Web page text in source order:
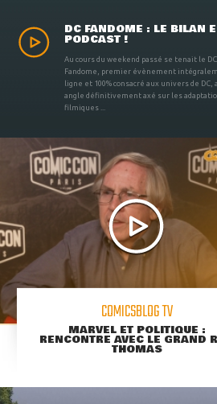
DC FANDOME : LE BILAN
PODCAST !
Au cours du weekend passé se tenait le DC
Fandome, premier évènement
ligne et 100% consacré aux univers de DC,
angle définitivement axé sur les
filmiques ...
COMICSBLOG TV
MARVEL ET POLITIQUE :
RENCONTRE AVEC LE GRAND
THOMAS